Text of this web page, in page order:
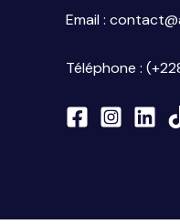
Email :
Téléphone :